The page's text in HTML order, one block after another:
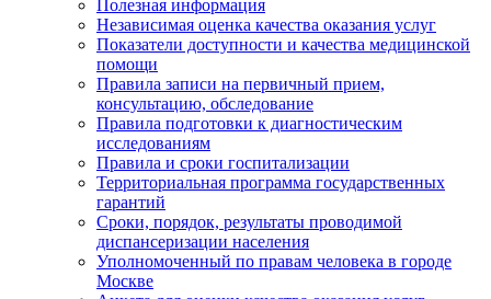
Полезная информация
Независимая оценка качества оказания услуг
Показатели доступности и качества медицинской
помощи
Правила записи на первичный прием,
консультацию, обследование
Правила подготовки к диагностическим
исследованиям
Правила и сроки госпитализации
Территориальная программа государственных
гарантий
Сроки, порядок, результаты проводимой
диспансеризации населения
Уполномоченный по правам человека в городе
Москве